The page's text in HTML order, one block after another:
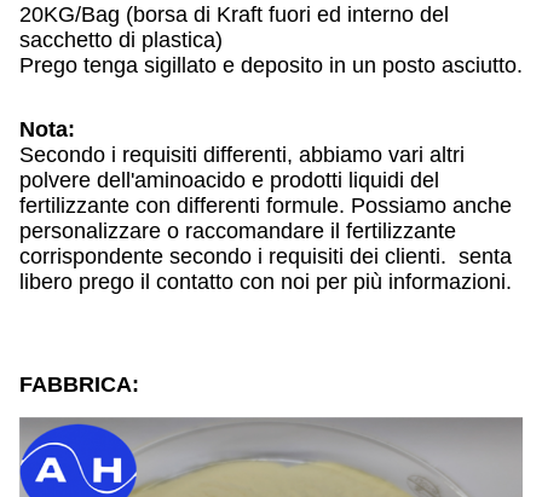
20KG/Bag (borsa di Kraft fuori ed interno del
sacchetto di plastica)
Prego tenga sigillato e deposito in un posto asciutto.
Nota:
Secondo i requisiti differenti, abbiamo vari altri
polvere dell'aminoacido e prodotti liquidi del
fertilizzante con differenti formule. Possiamo anche
personalizzare o raccomandare il fertilizzante
corrispondente secondo i requisiti dei clienti. senta
libero prego il contatto con noi per più informazioni.
FABBRICA: